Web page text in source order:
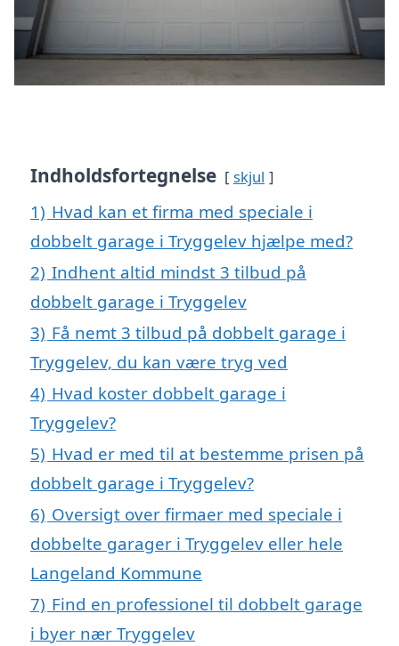
Indholdsfortegnelse skjul
1) Hvad kan et firma med speciale i
dobbelt garage i Tryggelev hjælpe med?
2) Indhent altid mindst 3 tilbud på
dobbelt garage i Tryggelev
3) Få nemt 3 tilbud på dobbelt garage i
Tryggelev, du kan være tryg ved
4) Hvad koster dobbelt garage i
Tryggelev?
5) Hvad er med til at bestemme prisen på
dobbelt garage i Tryggelev?
6) Oversigt over firmaer med speciale i
dobbelte garager i Tryggelev eller hele
Langeland Kommune
7) Find en professionel til dobbelt garage
i byer nær Tryggelev